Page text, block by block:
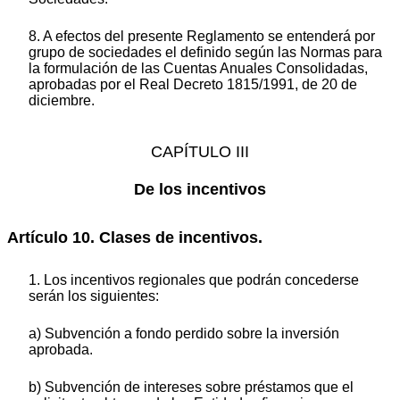
8. A efectos del presente Reglamento se entenderá por
grupo de sociedades el definido según las Normas para
la formulación de las Cuentas Anuales Consolidadas,
aprobadas por el Real Decreto 1815/1991, de 20 de
diciembre.
CAPÍTULO III
De los incentivos
Artículo 10. Clases de incentivos.
1. Los incentivos regionales que podrán concederse
serán los siguientes:
a) Subvención a fondo perdido sobre la inversión
aprobada.
b) Subvención de intereses sobre préstamos que el